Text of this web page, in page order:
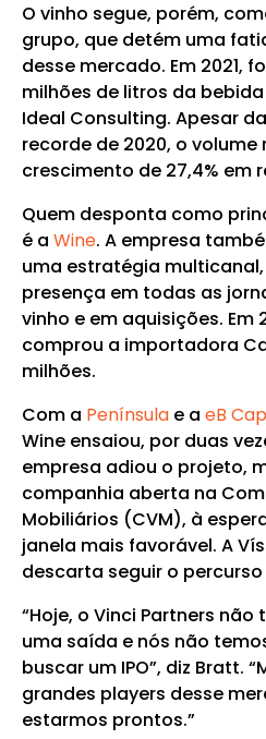
O vinho segue, porém,
grupo, que detém uma
desse mercado. Em 2021,
milhões de litros da
Ideal Consulting. Apesar
recorde de 2020, o
crescimento de 27,4% em
Quem desponta como
é a Wine. A empresa
uma estratégia
presença em todas as
vinho e em aquisições. Em
comprou a importadora
milhões.
Com a Penínsulae a eB
Wine ensaiou, por duas
empresa adiou o projeto,
companhia aberta na
Mobiliários (CVM), à
janela mais favorável. A
descarta seguir o percurso
“Hoje, o Vinci Partners
uma saída e nós não
buscar um IPO”, diz Bratt.
grandes players desse
estarmos prontos.”